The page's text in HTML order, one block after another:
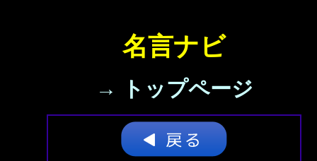
名言ナビ
→ トップページ